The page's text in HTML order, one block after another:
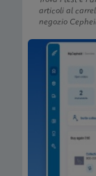
articoli al
negozio